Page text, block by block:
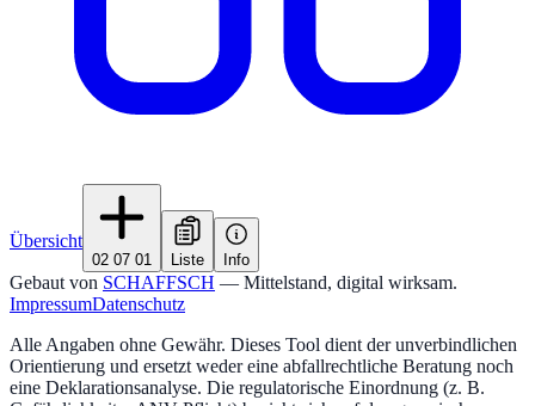
Übersicht
02 07 01 Liste Info
Gebaut von SCHAFFSCH — Mittelstand, digital wirksam.
ImpressumDatenschutz
Alle Angaben ohne Gewähr. Dieses Tool dient der unverbindlichen
Orientierung und ersetzt weder eine abfallrechtliche Beratung noch
eine Deklarationsanalyse. Die regulatorische Einordnung (z. B.